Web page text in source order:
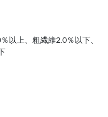
以上、粗繊維2.0％以下、